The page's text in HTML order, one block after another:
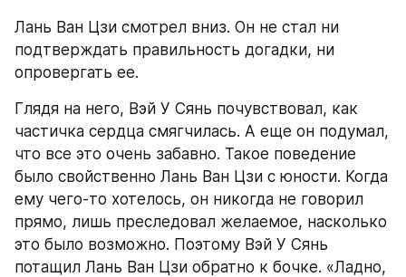
Лань Ван Цзи смотрел вниз. Он не стал ни
подтверждать правильность догадки, ни
опровергать ее.
Глядя на него, Вэй У Сянь почувствовал, как
частичка сердца смягчилась. А еще он подумал,
что все это очень забавно. Такое поведение
было свойственно Лань Ван Цзи с юности. Когда
ему чего-то хотелось, он никогда не говорил
прямо, лишь преследовал желаемое, насколько
это было возможно. Поэтому Вэй У Сянь
потащил Лань Ван Цзи обратно к бочке. «Ладно,